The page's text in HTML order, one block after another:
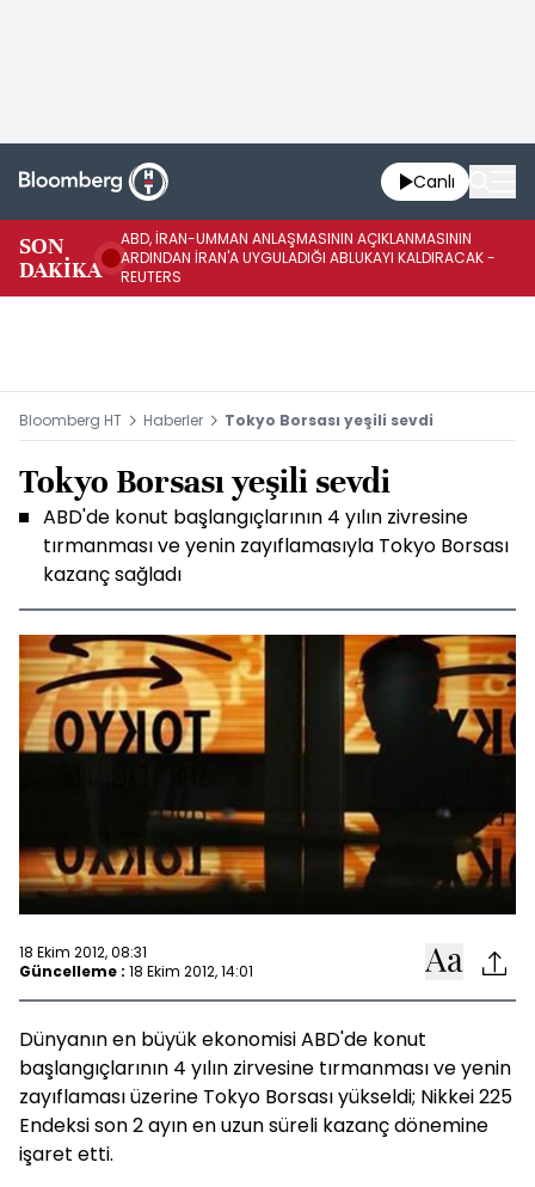
Canlı
SON
DAKİKA
ABD, İRAN-UMMAN ANLAŞMASININ AÇIKLANMASININ
ARDINDAN İRAN'A UYGULADIĞI ABLUKAYI KALDIRACAK -
REUTERS
Bloomberg HT Haberler Tokyo Borsası yeşili sevdi
Tokyo Borsası yeşili sevdi
ABD'de konut başlangıçlarının 4 yılın zivresine
tırmanması ve yenin zayıflamasıyla Tokyo Borsası
kazanç sağladı
18 Ekim 2012, 08:31
Güncelleme : 18 Ekim 2012, 14:01
Dünyanın en büyük ekonomisi ABD'de konut
başlangıçlarının 4 yılın zirvesine tırmanması ve yenin
zayıflaması üzerine Tokyo Borsası yükseldi; Nikkei 225
Endeksi son 2 ayın en uzun süreli kazanç dönemine
işaret etti.